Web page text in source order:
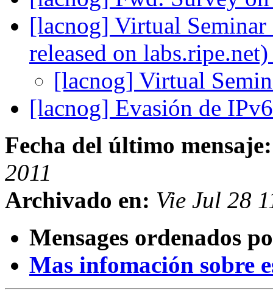
[lacnog] Virtual
released on
[lacnog] Virtual
[lacnog] Evasión de
Fecha del último mensaje:
2011
Archivado en: Vie Jul 28
Mensages ordenados
Mas infomación sobre